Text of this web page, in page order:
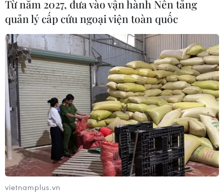
Từ năm 2027, đưa vào vận hành Nền tảng
quản lý cấp cứu ngoại viện toàn quốc
vietnamplus.vn